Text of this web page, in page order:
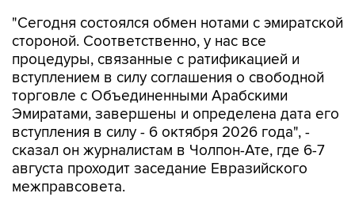
"Сегодня состоялся обмен нотами с эмиратской
стороной. Соответственно, у нас все
процедуры, связанные с ратификацией и
вступлением в силу соглашения о свободной
торговле с Объединенными Арабскими
Эмиратами, завершены и определена дата его
вступления в силу - 6 октября 2026 года", -
сказал он журналистам в Чолпон-Ате, где 6-7
августа проходит заседание Евразийского
межправсовета.